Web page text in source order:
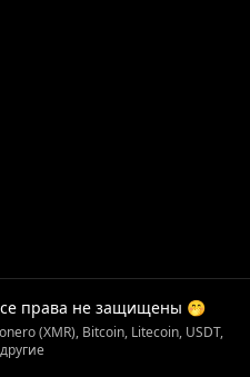
права не защищены 🤭
(XMR), Bitcoin, Litecoin, USDT,